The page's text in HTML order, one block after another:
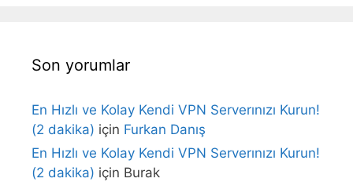
Son yorumlar
En Hızlı ve Kolay Kendi VPN Serverınızı Kurun!
(2 dakika) için Furkan Danış
En Hızlı ve Kolay Kendi VPN Serverınızı Kurun!
(2 dakika) için Burak